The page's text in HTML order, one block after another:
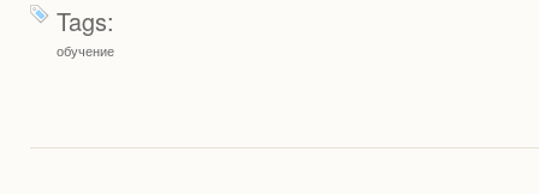
Tags:
обучение